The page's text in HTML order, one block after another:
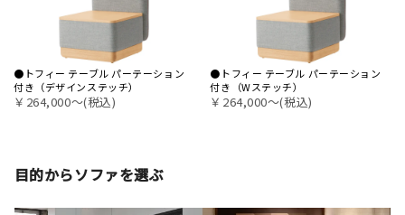
●トフィー テーブル パーテーション
付き（デザインステッチ）
￥264,000〜(税込)
●トフィー テーブル パーテーション
付き（Wステッチ）
￥264,000〜(税込)
目的からソファを選ぶ